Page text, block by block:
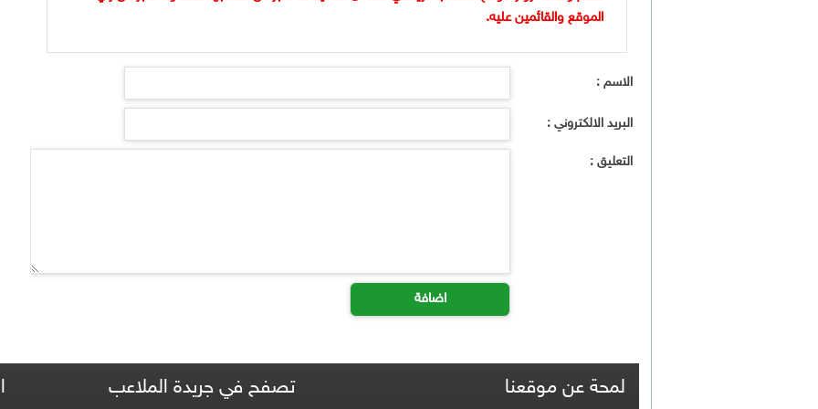
الموقع والقائمين عليه.
الاسم :
البريد الالكتروني :
التعليق :
اضافة
لمحة عن موقعنا تصفح في جريدة الملاعب